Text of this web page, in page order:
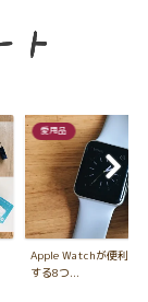
愛用品
Apple Watchが便利す
する8つ...